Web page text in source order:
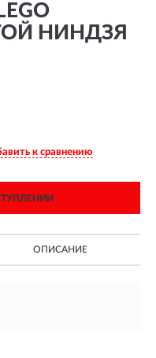
НИНДЗЯ
к сравнению
ОПИСАНИЕ